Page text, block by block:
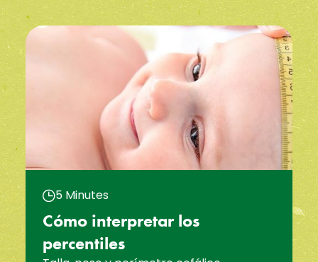
5 Minutes
Cómo interpretar los
percentiles